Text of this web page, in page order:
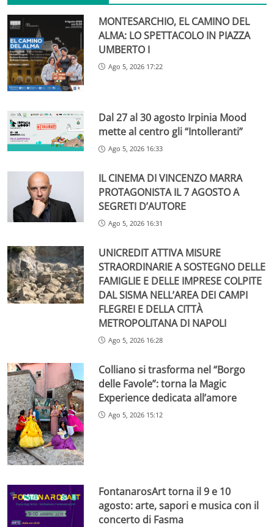
MONTESARCHIO, EL CAMINO DEL
ALMA: LO SPETTACOLO IN PIAZZA
UMBERTO I
Ago 5, 2026 17:22
Dal 27 al 30 agosto Irpinia Mood
mette al centro gli “Intolleranti”
Ago 5, 2026 16:33
IL CINEMA DI VINCENZO MARRA
PROTAGONISTA IL 7 AGOSTO A
SEGRETI D’AUTORE
Ago 5, 2026 16:31
UNICREDIT ATTIVA MISURE
STRAORDINARIE A SOSTEGNO DELLE
FAMIGLIE E DELLE IMPRESE COLPITE
DAL SISMA NELL’AREA DEI CAMPI
FLEGREI E DELLA CITTÀ
METROPOLITANA DI NAPOLI
Ago 5, 2026 16:28
Colliano si trasforma nel “Borgo
delle Favole”: torna la Magic
Experience dedicata all’amore
Ago 5, 2026 15:12
FontanarosArt torna il 9 e 10
agosto: arte, sapori e musica con il
concerto di Fasma